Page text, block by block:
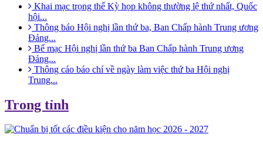
Khai mạc trọng thể Kỳ họp không thường lệ thứ nhất, Quốc
hội...
Thông báo Hội nghị lần thứ ba, Ban Chấp hành Trung ương
Đảng...
Bế mạc Hội nghị lần thứ ba Ban Chấp hành Trung ương
Đảng...
Thông cáo báo chí về ngày làm việc thứ ba Hội nghị
Trung...
Trong tỉnh